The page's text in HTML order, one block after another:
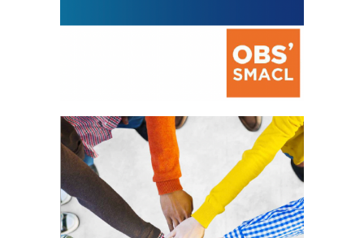
La prévention des conflits
d’intérêts
18 septembre 2023
FEUILLETER